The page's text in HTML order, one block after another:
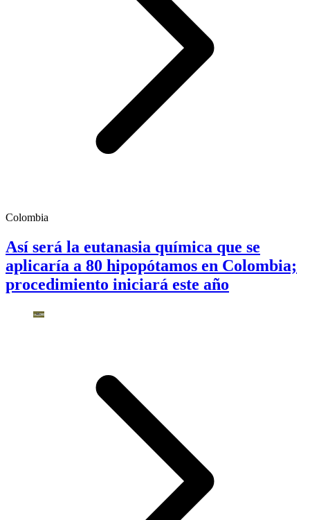
Colombia
Así será la eutanasia química que se
aplicaría a 80 hipopótamos en Colombia;
procedimiento iniciará este año